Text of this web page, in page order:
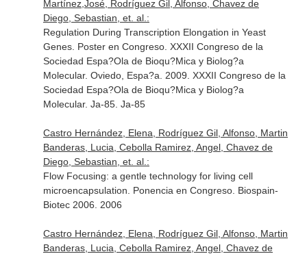
Martínez,José, Rodríguez Gil, Alfonso, Chavez de
Diego, Sebastian, et. al.:
Regulation During Transcription Elongation in Yeast
Genes. Poster en Congreso. XXXII Congreso de la
Sociedad Espa?Ola de Bioqu?Mica y Biolog?a
Molecular. Oviedo, Espa?a. 2009. XXXII Congreso de la
Sociedad Espa?Ola de Bioqu?Mica y Biolog?a
Molecular. Ja-85. Ja-85
Castro Hernández, Elena, Rodríguez Gil, Alfonso, Martin
Banderas, Lucia, Cebolla Ramirez, Angel, Chavez de
Diego, Sebastian, et. al.:
Flow Focusing: a gentle technology for living cell
microencapsulation. Ponencia en Congreso. Biospain-
Biotec 2006. 2006
Castro Hernández, Elena, Rodríguez Gil, Alfonso, Martin
Banderas, Lucia, Cebolla Ramirez, Angel, Chavez de